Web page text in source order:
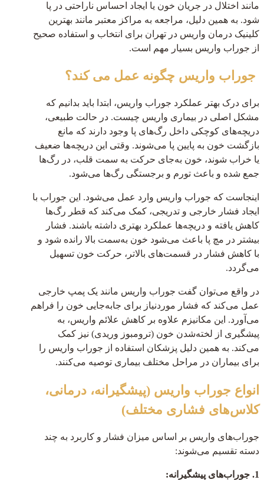
مانند اختلال در جریان خون یا ایجاد احساس ناراحتی در پا
شود. به همین دلیل، مراجعه به مراکز معتبر مانند بهترین
کلینیک درمان واریس در تهران برای انتخاب و استفاده صحیح
از جوراب واریس بسیار مهم است.
جوراب واریس چگونه عمل می کند؟
برای درک بهتر عملکرد جوراب واریس، ابتدا باید بدانیم که
مشکل اصلی در بیماری واریس چیست. در حالت طبیعی،
دریچه‌های کوچکی داخل رگ‌های پا وجود دارند که مانع
بازگشت خون به پایین پا می‌شوند. وقتی این دریچه‌ها ضعیف
یا خراب شوند، خون به‌جای حرکت به سمت قلب، در رگ‌ها
جمع شده و باعث تورم و برجستگی رگ‌ها می‌شود.
اینجاست که جوراب واریس وارد عمل می‌شود. این جوراب با
ایجاد فشار خارجی و تدریجی، کمک می‌کند که قطر رگ‌ها
کاهش یافته و دریچه‌ها عملکرد بهتری داشته باشند. فشار
بیشتر در مچ پا باعث می‌شود خون به‌سمت بالا رانده شود و
با کاهش فشار در قسمت‌های بالاتر، حرکت خون تسهیل
می‌گردد.
در واقع می‌توان گفت جوراب واریس مانند یک پمپ خارجی
عمل می‌کند که فشار موردنیاز برای جابه‌جایی خون را فراهم
می‌آورد. این مکانیزم علاوه بر کاهش علائم واریس، به
پیشگیری از لخته‌شدن خون (ترومبوز وریدی) نیز کمک
می‌کند. به همین دلیل پزشکان استفاده از جوراب واریس را
برای بیماران در مراحل مختلف بیماری توصیه می‌کنند.
انواع جوراب واریس (پیشگیرانه، درمانی،
کلاس‌های فشاری مختلف)
جوراب‌های واریس بر اساس میزان فشار و کاربرد به چند
دسته تقسیم می‌شوند:
1. جوراب‌های پیشگیرانه: